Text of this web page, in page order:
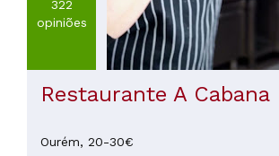
322
opiniões
Restaurante A Cabana
Ourém, 20-30€